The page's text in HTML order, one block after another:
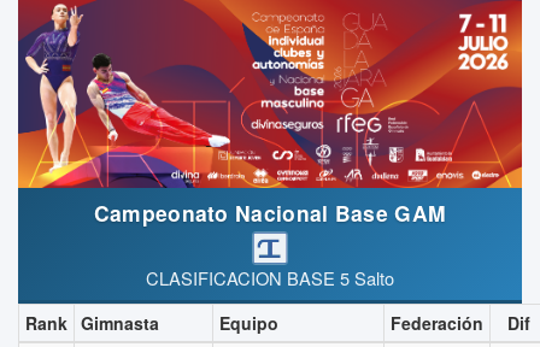
Campeonato Nacional Base GAM
CLASIFICACION BASE 5 Salto
Rank Gimnasta Equipo Federación
Dif